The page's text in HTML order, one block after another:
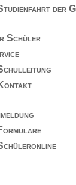
der
Schüler